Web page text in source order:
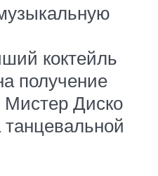
коктейль
получение
Диско